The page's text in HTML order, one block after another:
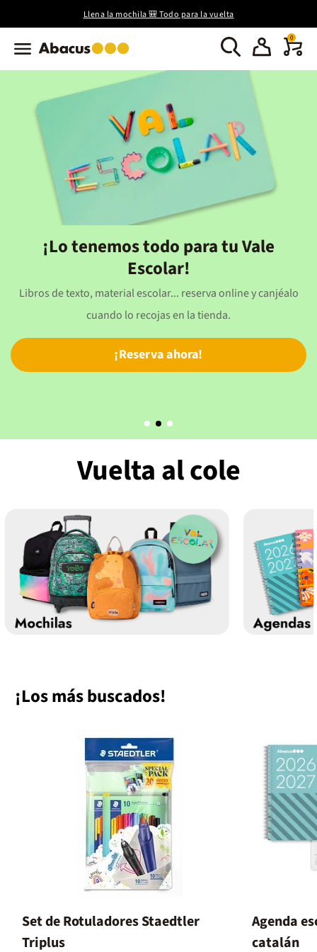
Llena la mochila 🎒 Todo para la vuelta
0
¡Lo tenemos todo para tu Vale
Escolar!
Libros de texto, material escolar... reserva online y canjéalo
cuando lo recojas en la tienda.
¡Reserva ahora!
Vuelta al cole
¡Los más buscados!
Set de Rotuladores Staedtler
Triplus
Agenda
catalán